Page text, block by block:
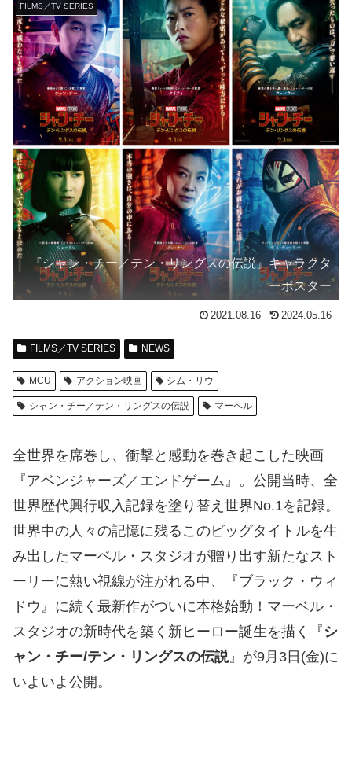
FILMS／TV SERIES
『シャン・チー／テン・リングスの伝説』キャラクタ
ーポスター
2021.08.16 2024.05.16
FILMS／TV SERIES NEWS
MCU アクション映画 シム・リウ
シャン・チー／テン・リングスの伝説 マーベル
全世界を席巻し、衝撃と感動を巻き起こした映画
『アベンジャーズ／エンドゲーム』。公開当時、全
世界歴代興行収入記録を塗り替え世界No.1を記録。
世界中の人々の記憶に残るこのビッグタイトルを生
み出したマーベル・スタジオが贈り出す新たなスト
ーリーに熱い視線が注がれる中、『ブラック・ウィ
ドウ』に続く最新作がついに本格始動！マーベル・
スタジオの新時代を築く新ヒーロー誕生を描く『 シ
ャン・チー/テン・リングスの伝説』が9月3日(金)に
いよいよ公開。